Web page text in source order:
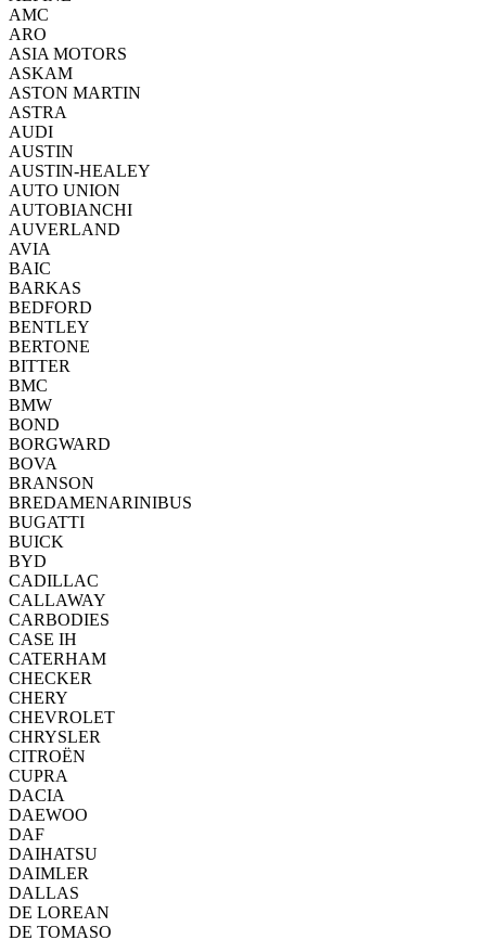
AMC
ARO
ASIA MOTORS
ASKAM
ASTON MARTIN
ASTRA
AUDI
AUSTIN
AUSTIN-HEALEY
AUTO UNION
AUTOBIANCHI
AUVERLAND
AVIA
BAIC
BARKAS
BEDFORD
BENTLEY
BERTONE
BITTER
BMC
BMW
BOND
BORGWARD
BOVA
BRANSON
BREDAMENARINIBUS
BUGATTI
BUICK
BYD
CADILLAC
CALLAWAY
CARBODIES
CASE IH
CATERHAM
CHECKER
CHERY
CHEVROLET
CHRYSLER
CITROËN
CUPRA
DACIA
DAEWOO
DAF
DAIHATSU
DAIMLER
DALLAS
DE LOREAN
DE TOMASO